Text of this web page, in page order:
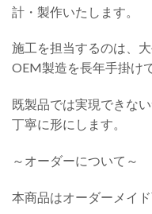
計・製作いたします。
施工を担当するのは、
OEM製造を長年手掛け
既製品では実現できな
丁寧に形にします。
～オーダーについて～
本商品はオーダーメイド